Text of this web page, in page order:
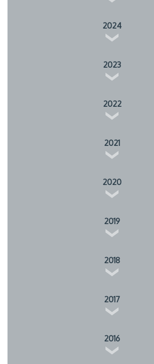
2024
2023
2022
2021
2020
2019
2018
2017
2016